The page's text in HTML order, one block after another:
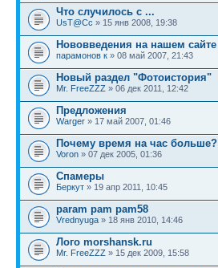
Что случилось с ...
UsT@Cc » 15 янв 2008, 19:38
Нововведения на нашем сайте
парамонов к » 08 май 2007, 21:43
Новый раздел "Фотоистория"
Mr. FreeZZZ » 06 дек 2011, 12:42
Предложения
Warger » 17 май 2007, 01:46
Почему время на час больше?
Voron » 07 дек 2005, 01:36
Спамеры
Беркут » 19 апр 2011, 10:45
param pam pam58
Vrednyuga » 18 янв 2010, 14:46
Лого morshansk.ru
Mr. FreeZZZ » 15 дек 2009, 15:58